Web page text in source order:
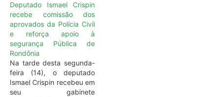
estadual Ismael Crispin
(MDB), que proíbe o uso
de fogos de artifício com
estampido, está em vigor
no estado de Rondônia.
No…
Deputado Ismael Crispin
recebe comissão dos
aprovados da Polícia Civil
e reforça apoio à
segurança Pública de
Rondônia
Na tarde desta segunda-
feira (14), o deputado
Ismael Crispin recebeu em
seu gabinete